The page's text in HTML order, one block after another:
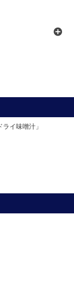
イ味噌汁」